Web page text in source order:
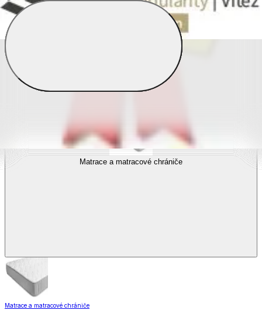
Povlečení s fototiskem
Výhodné sady
Matrace a matracové chrániče
Matrace a matracové chrániče